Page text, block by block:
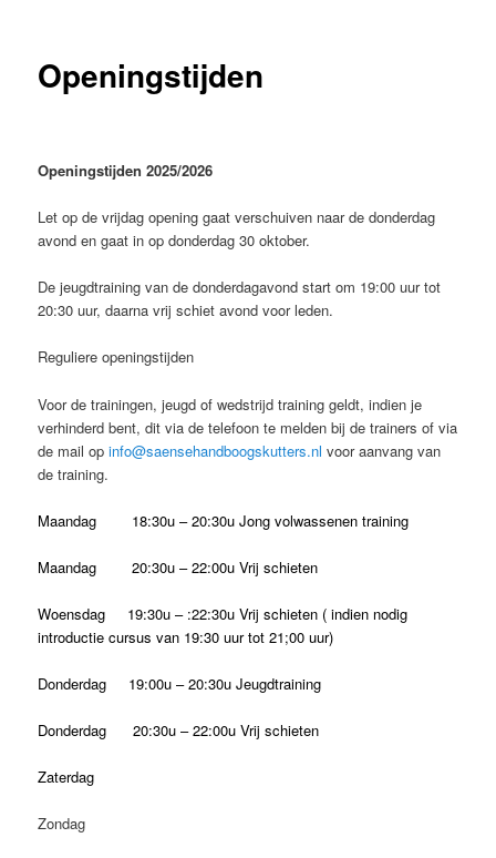
Openingstijden
Openingstijden 2025/2026
Let op de vrijdag opening gaat verschuiven naar de donderdag
avond en gaat in op donderdag 30 oktober.
De jeugdtraining van de donderdagavond start om 19:00 uur tot
20:30 uur, daarna vrij schiet avond voor leden.
Reguliere openingstijden
Voor de trainingen, jeugd of wedstrijd training geldt, indien je
verhinderd bent, dit via de telefoon te melden bij de trainers of via
de mail opinfo@saensehandboogskutters.nl voor aanvang van
de training.
Maandag 18:30u – 20:30u Jong volwassenen training
Maandag 20:30u – 22:00u Vrij schieten
Woensdag 19:30u – :22:30u Vrij schieten ( indien nodig
introductie cursus van 19:30 uur tot 21;00 uur)
Donderdag 19:00u – 20:30u Jeugdtraining
Donderdag 20:30u – 22:00u Vrij schieten
Zaterdag
Zondag